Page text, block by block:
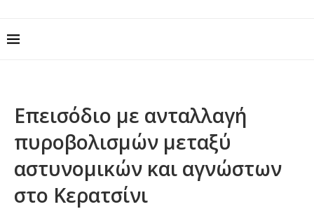
Επεισόδιο με ανταλλαγή
πυροβολισμών μεταξύ
αστυνομικών και αγνώστων
στο Κερατσίνι